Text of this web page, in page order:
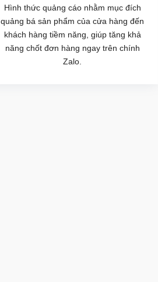
Hình thức quảng cáo nhằm mục đích
quảng bá sản phẩm của cửa hàng đến
khách hàng tiềm năng, giúp tăng khả
năng chốt đơn hàng ngay trên chính
Zalo.